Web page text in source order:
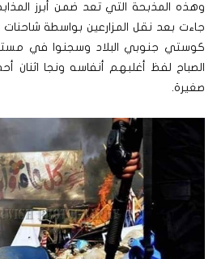
وهذه المذبحة التي تعد ضمن أبرز
جاءت بعد نقل المزارعين بواسطة
كوستي جنوبي البلاد وسجنوا في
الصباح لفظ أغلبهم أنفاسه ونجا
صغيرة.